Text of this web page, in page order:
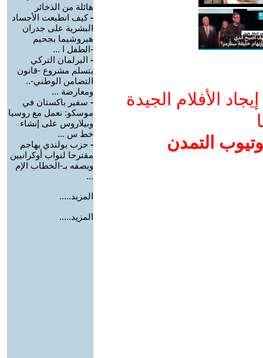
الأفلام الجيدة
التمدن
هائلة من الذخائر
-كيف انطبعت الأجساد
البشرية على جدران
هيروشيما بجحيم
-الطفل ا ...
- البرلمان التركي
يتسلم مشروع -قانون
التضامن الوطني-..
ومعارضة ...
- سفير باكستان في
موسكو: نعمل مع روسيا
وبيلاروس على إنشاء
خط س ...
- حزب بولندي يهاجم
مقترحا لنواب أوكرانيين
ويصفه بـ-الخطاب الإم
...
المزيد.....
المزيد.....